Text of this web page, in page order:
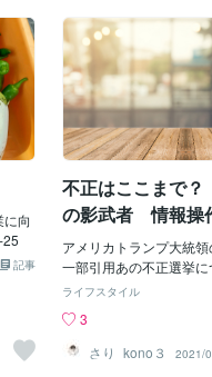
向
記事
不正はここまで
の影武者 情報操
アメリカトランプ大統
一部引用あの不正選挙
バイさん関連は不正で
道的なものではない、
という話がありました
全く同じ。ウィルスの
ライフスタイル
3
さり_kono３
2021/